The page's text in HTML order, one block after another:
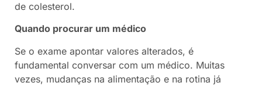
de colesterol.
Quando procurar um médico
Se o exame apontar valores alterados, é
fundamental conversar com um médico. Muitas
vezes, mudanças na alimentação e na rotina já